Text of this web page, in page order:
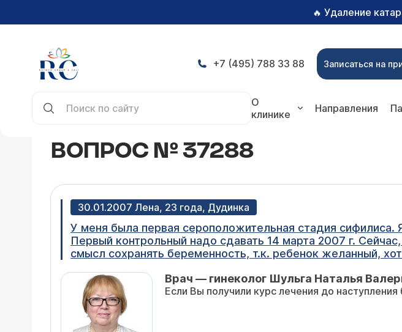
🔥 Удаление
+7 (495) 788 33 88 Записаться на
О
клинике
Направления
ВОПРОС № 37288
30.01.2007 Лена, 23 года, Дудинка
У меня была первая сероположительная стадия
Первый контрольный надо сдавать 14 марта 2007 г.
смысл сохранять беременность, т.к. ребенок желанный,
Врач — гинеколог Шульга Наталья
Если Вы получили курс лечения до